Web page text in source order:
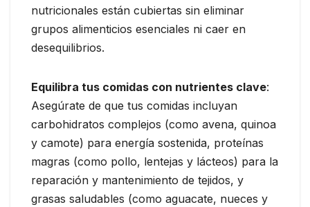
nutricionales están cubiertas sin eliminar
grupos alimenticios esenciales ni caer en
desequilibrios.
Equilibra tus comidas con nutrientes clave:
Asegúrate de que tus comidas incluyan
carbohidratos complejos (como avena, quinoa
y camote) para energía sostenida, proteínas
magras (como pollo, lentejas y lácteos) para la
reparación y mantenimiento de tejidos, y
grasas saludables (como aguacate, nueces y